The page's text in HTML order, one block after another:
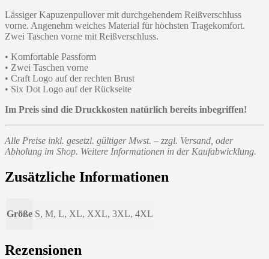
Lässiger Kapuzenpullover mit durchgehendem Reißverschluss
vorne. Angenehm weiches Material für höchsten Tragekomfort.
Zwei Taschen vorne mit Reißverschluss.
• Komfortable Passform
• Zwei Taschen vorne
• Craft Logo auf der rechten Brust
• Six Dot Logo auf der Rückseite
Im Preis sind die Druckkosten natürlich bereits inbegriffen!
Alle Preise inkl. gesetzl. gültiger Mwst. – zzgl. Versand, oder
Abholung im Shop. Weitere Informationen in der Kaufabwicklung.
Zusätzliche Informationen
Größe S, M, L, XL, XXL, 3XL, 4XL
Rezensionen